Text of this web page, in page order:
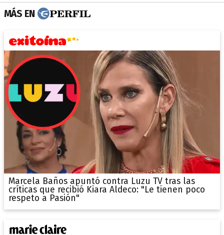
MÁS EN
Marcela Baños apuntó contra Luzu TV tras las
críticas que recibió Kiara Aldeco: "Le tienen poco
respeto a Pasión"